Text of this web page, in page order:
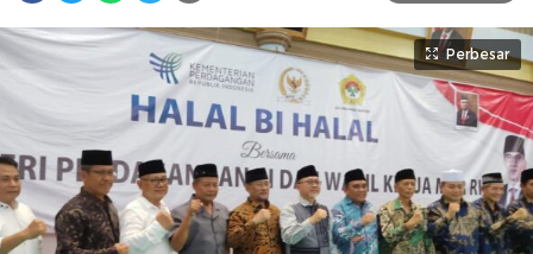
Perbesar